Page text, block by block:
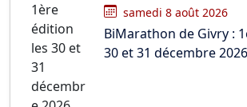
samedi 8 août 2026
BiMarathon de Givry :
30 et 31 décembre 2026